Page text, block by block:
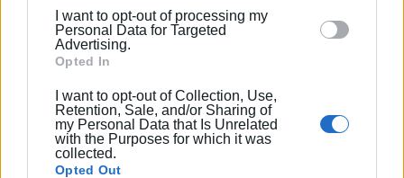
section.
I want to opt-out of processing my
Personal Data for Targeted
Advertising.
Opted In
I want to opt-out of Collection, Use,
Retention, Sale, and/or Sharing of
my Personal Data that Is Unrelated
with the Purposes for which it was
collected.
Opted Out